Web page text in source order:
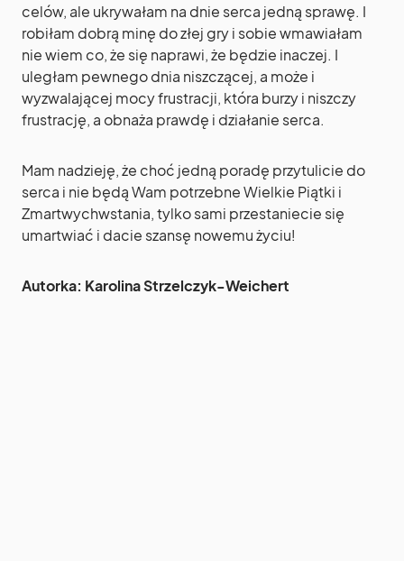
celów, ale ukrywałam na dnie serca jedną sprawę. I
robiłam dobrą minę do złej gry i sobie wmawiałam
nie wiem co, że się naprawi, że będzie inaczej. I
uległam pewnego dnia niszczącej, a może i
wyzwalającej mocy frustracji, która burzy i niszczy
frustrację, a obnaża prawdę i działanie serca.
Mam nadzieję, że choć jedną poradę przytulicie do
serca i nie będą Wam potrzebne Wielkie Piątki i
Zmartwychwstania, tylko sami przestaniecie się
umartwiać i dacie szansę nowemu życiu!
Autorka: Karolina Strzelczyk-Weichert